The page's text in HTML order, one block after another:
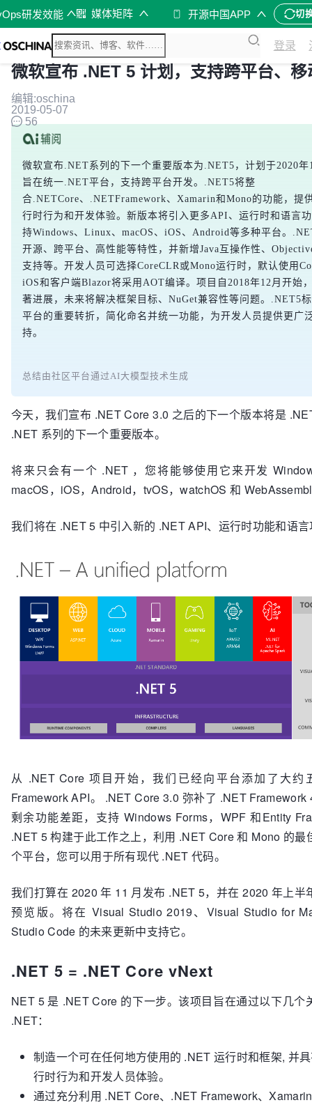
研发效能 媒体矩阵 开源中国APP 切
登录
微软宣布 .NET 5 计划，支持跨平台、移
编辑:oschina
2019-05-07
56
微软宣布.NET系列的下一个重要版本为.NET5，计划于2020年
旨在统一.NET平台，支持跨平台开发。.NET5将整
合.NETCore、.NETFramework、Xamarin和Mono的功能，提
行时行为和开发体验。新版本将引入更多API、运行时和语言
持Windows、Linux、macOS、iOS、Android等多种平台。
开源、跨平台、高性能等特性，并新增Java互操作性、
支持等。开发人员可选择CoreCLR或Mono运行时，默认使用
iOS和客户端Blazor将采用AOT编译。项目自2018年12月开始
著进展，未来将解决框架目标、NuGet兼容性等问题。.NET5
平台的重要转折，简化命名并统一功能，为开发人员提供更广
持。
总结由社区平台通过AI大模型技术生成
今天，我们宣布 .NET Core 3.0 之后的下一个版本将是
.NET 系列的下一个重要版本。
将来只会有一个 .NET ，您将能够使用它来开发
macOS，iOS，Android，tvOS，watchOS 和
我们将在 .NET 5 中引入新的 .NET API、运行时功能和语
从 .NET Core 项目开始，我们已经向平台添加了大约
Framework API。 .NET Core 3.0 弥补了 .NET Framework
剩余功能差距，支持 Windows Forms，WPF 和Entity
.NET 5 构建于此工作之上，利用 .NET Core 和 Mono 的最
个平台，您可以用于所有现代 .NET 代码。
我们打算在 2020 年 11 月发布 .NET 5，并在 2020 年上半
预览版。将在 Visual Studio 2019、Visual Studio for
Studio Code 的未来更新中支持它。
.NET 5 = .NET Core vNext
NET 5 是 .NET Core 的下一步。该项目旨在通过以下几个
.NET：
制造一个可在任何地方使用的 .NET 运行时和框架, 并
行时行为和开发人员体验。
通过充分利用 .NET Core、.NET Framework、